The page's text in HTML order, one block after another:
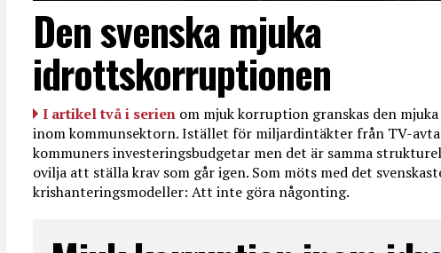
Den svenska mjuka
idrottskorruptionen
I artikel två i serien om mjuk korruption granskas den
inom kommunsektorn. Istället för miljardintäkter från TV-
kommuners investeringsbudgetar men det är samma
ovilja att ställa krav som går igen. Som möts med det
krishanteringsmodeller: Att inte göra någonting.